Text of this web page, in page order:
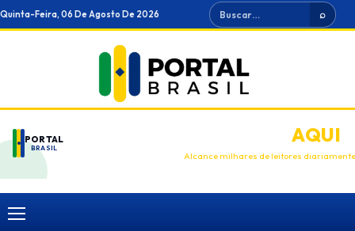
Ir
para
Quinta-Feira, 06 De Agosto De 2026 Buscar ⌕
PORTAL
BRASIL
ANUNCIEAQUI
Alcance milhares de leitores diariamente